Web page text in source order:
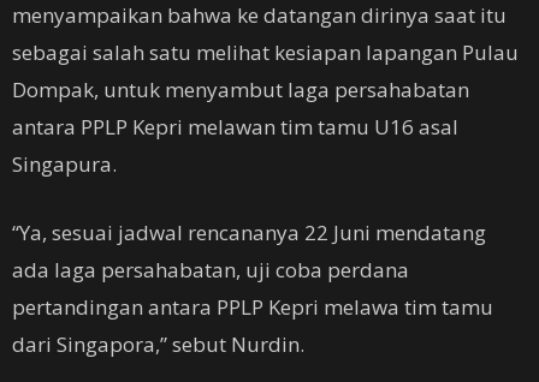
menyampaikan bahwa ke datangan dirinya saat itu
sebagai salah satu melihat kesiapan lapangan Pulau
Dompak, untuk menyambut laga persahabatan
antara PPLP Kepri melawan tim tamu U16 asal
Singapura.
“Ya, sesuai jadwal rencananya 22 Juni mendatang
ada laga persahabatan, uji coba perdana
pertandingan antara PPLP Kepri melawa tim tamu
dari Singapora,” sebut Nurdin.